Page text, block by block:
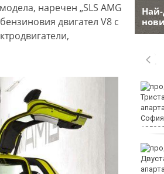
наречен „SLS AMG
двигател V8 с
Най-
Организират редица
инициативи за
Международния ден на
младежта във Варна
Чужденец, ползвал
фалшива шофьорска
книжка, бе осъден във